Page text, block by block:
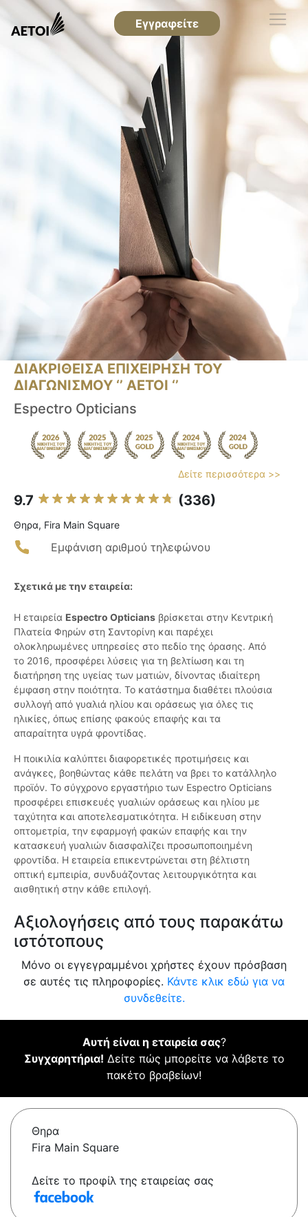
Εγγραφείτε
ΔΙΑΚΡΙΘΕΙΣΑ ΕΠΙΧΕΙΡΗΣΗ ΤΟΥ
ΔΙΑΓΩΝΙΣΜΟΥ ‘’ ΑΕΤΟΙ ‘’
Espectro Opticians
Δείτε περισσότερα >>
9.7 (336)
Θηρα, Fira Main Square
Εμφάνιση αριθμού τηλεφώνου
Σχετικά με την εταιρεία:
Η εταιρεία Espectro Opticians βρίσκεται στην Κεντρική
Πλατεία Φηρών στη Σαντορίνη και παρέχει
ολοκληρωμένες υπηρεσίες στο πεδίο της όρασης. Από
το 2016, προσφέρει λύσεις για τη βελτίωση και τη
διατήρηση της υγείας των ματιών, δίνοντας ιδιαίτερη
έμφαση στην ποιότητα. Το κατάστημα διαθέτει πλούσια
συλλογή από γυαλιά ηλίου και οράσεως για όλες τις
ηλικίες, όπως επίσης φακούς επαφής και τα
απαραίτητα υγρά φροντίδας.
Η ποικιλία καλύπτει διαφορετικές προτιμήσεις και
ανάγκες, βοηθώντας κάθε πελάτη να βρει το κατάλληλο
προϊόν. Το σύγχρονο εργαστήριο των Espectro Opticians
προσφέρει επισκευές γυαλιών οράσεως και ηλίου με
ταχύτητα και αποτελεσματικότητα. Η ειδίκευση στην
οπτομετρία, την εφαρμογή φακών επαφής και την
κατασκευή γυαλιών διασφαλίζει προσωποποιημένη
φροντίδα. Η εταιρεία επικεντρώνεται στη βέλτιστη
οπτική εμπειρία, συνδυάζοντας λειτουργικότητα και
αισθητική στην κάθε επιλογή.
Αξιολογήσεις από τους παρακάτω
ιστότοπους
Μόνο οι εγγεγραμμένοι χρήστες έχουν πρόσβαση
σε αυτές τις πληροφορίες. Κάντε κλικ εδώ για να
συνδεθείτε.
Αυτή είναι η εταιρεία σας?
Συγχαρητήρια! Δείτε πώς μπορείτε να λάβετε το
πακέτο βραβείων!
Θηρα
Fira Main Square
Δείτε το προφίλ της εταιρείας σας